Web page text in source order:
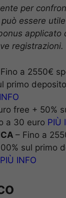
per
essere
applicato
registrazioni.
a 2550€
primo
free + 50%
a 30 euro PIÙ
– Fino a
sul primo
PIÙ INFO